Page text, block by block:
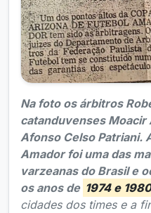
Na foto os árbitros
catanduvenses Moacir
Afonso Celso Patriani.
Amador foi uma das
varzeanas do Brasil e
os anos de 1974 e 1980
cidades dos times e a